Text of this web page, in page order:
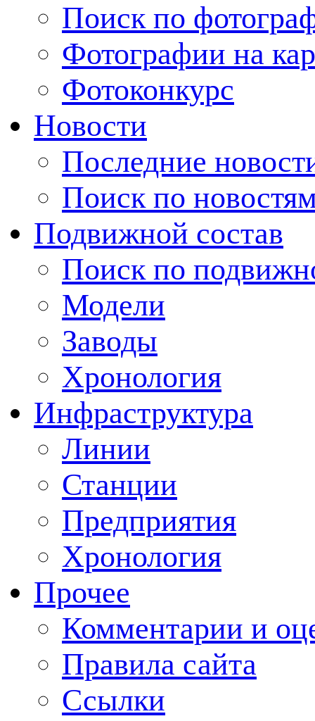
Поиск по
Фотографии на
Фотоконкурс
Новости
Последние
Поиск по
Подвижной состав
Поиск по
Модели
Заводы
Хронология
Инфраструктура
Линии
Станции
Предприятия
Хронология
Прочее
Комментарии и
Правила сайта
Ссылки